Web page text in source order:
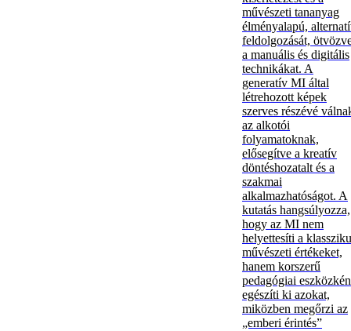
művészeti tananyag
élményalapú,
feldolgozását,
a manuális és digitális
technikákat. A
generatív MI által
létrehozott képek
szerves részévé
az alkotói
folyamatoknak,
elősegítve a kreatív
döntéshozatalt és a
szakmai
alkalmazhatóságot. A
kutatás hangsúlyozza,
hogy az MI nem
helyettesíti a
művészeti értékeket,
hanem korszerű
pedagógiai
egészíti ki azokat,
miközben megőrzi az
„emberi érintés”